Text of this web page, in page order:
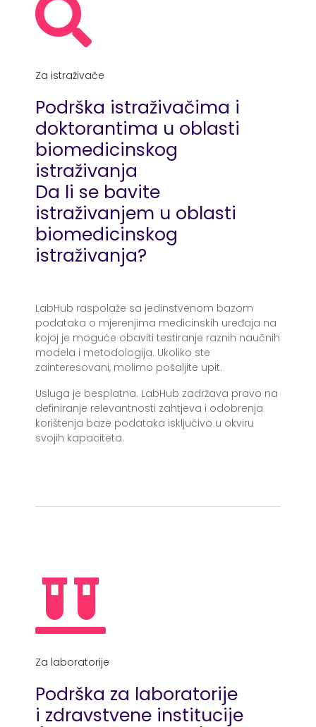
Za istraživače
Podrška istraživačima i
doktorantima u oblasti
biomedicinskog
istraživanja
Da li se bavite
istraživanjem u oblasti
biomedicinskog
istraživanja?
LabHub raspolaže sa jedinstvenom bazom
podataka o mjerenjima medicinskih uređaja na
kojoj je moguće obaviti testiranje raznih naučnih
modela i metodologija. Ukoliko ste
zainteresovani, molimo pošaljite upit.
Usluga je besplatna. LabHub zadržava pravo na
definiranje relevantnosti zahtjeva i odobrenja
korištenja baze podataka isključivo u okviru
svojih kapaciteta.
Za laboratorije
Podrška za laboratorije
i zdravstvene institucije